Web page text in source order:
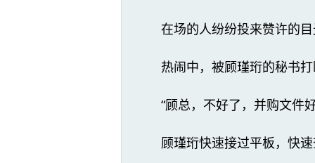
在场的人纷纷投来赞许的
热闹中，被顾瑾珩的秘书
“顾总，不好了，并购文件
顾瑾珩快速接过平板，快